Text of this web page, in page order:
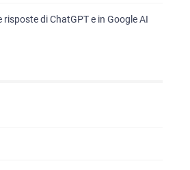
di ChatGPT e in Google AI
A NOI